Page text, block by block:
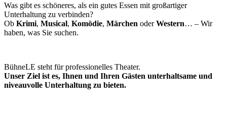
Was gibt es schöneres, als ein gutes Essen mit großartiger
Unterhaltung zu verbinden?
Ob Krimi, Musical, Komödie, Märchen oderWestern… – Wir
haben, was Sie suchen.
BühneLE steht für professionelles Theater.
Unser Ziel ist es, Ihnen und Ihren Gästen unterhaltsame und
niveauvolle Unterhaltung zu bieten.